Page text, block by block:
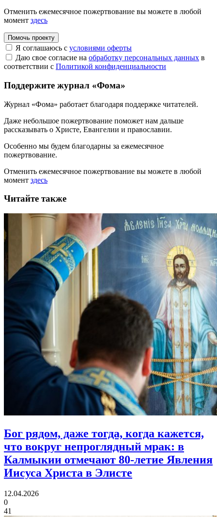
Отменить ежемесячное пожертвование вы можете в любой
момент здесь
Помочь проекту
Я соглашаюсь с условиями оферты
Даю свое согласие на обработку персональных данных в
соответствии с Политикой конфиденциальности
Поддержите журнал «Фома»
Журнал «Фома» работает благодаря поддержке читателей.
Даже небольшое пожертвование поможет нам дальше
рассказывать о Христе, Евангелии и православии.
Особенно мы будем благодарны за ежемесячное
пожертвование.
Отменить ежемесячное пожертвование вы можете в любой
момент здесь
Читайте также
Бог рядом, даже тогда, когда кажется,
что вокруг непроглядный мрак: в
Калмыкии отмечают 80‑летие Явления
Иисуса Христа в Элисте
12.04.2026
0
41